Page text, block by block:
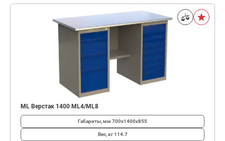
ML Верстак 1400 ML4/ML8
Габариты, мм 700х1400х855
Вес, кг114.7